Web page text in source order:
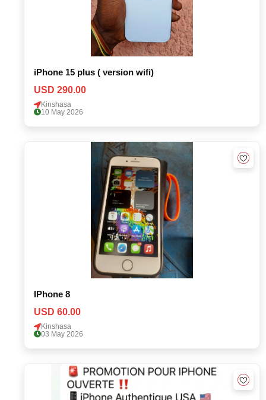
iPhone 15 plus ( version wifi)
USD 290.00
Kinshasa
10 May 2026
IPhone 8
USD 60.00
Kinshasa
03 May 2026